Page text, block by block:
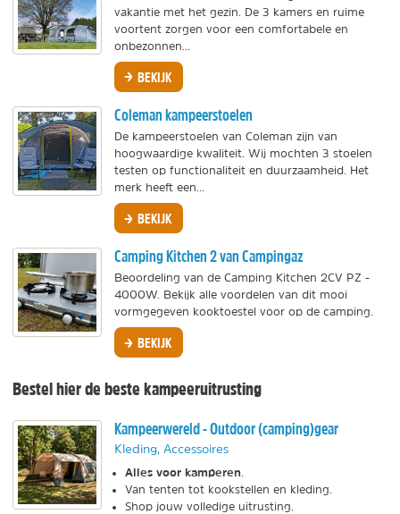
vakantie met het gezin. De 3 kamers en ruime
voortent zorgen voor een comfortabele en
onbezonnen...
BEKIJK
Coleman kampeerstoelen
De kampeerstoelen van Coleman zijn van
hoogwaardige kwaliteit. Wij mochten 3 stoelen
testen op functionaliteit en duurzaamheid. Het
merk heeft een...
BEKIJK
Camping Kitchen 2 van Campingaz
Beoordeling van de Camping Kitchen 2CV PZ -
4000W. Bekijk alle voordelen van dit mooi
vormgegeven kooktoestel voor op de camping.
BEKIJK
Bestel hier de beste kampeeruitrusting
Kampeerwereld - Outdoor (camping)gear
Kleding, Accessoires
Alles voor kamperen
Van tenten tot kookstellen en kleding.
Shop jouw volledige uitrusting.